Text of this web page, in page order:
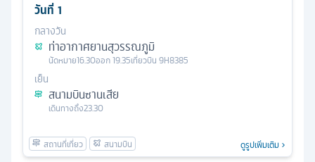
วันที่ 1
กลางวัน
ท่าอากาศยานสุวรรณภูมิ
นัดหมาย16.30ออก19.35เที่ยวบิน 9H8385
เย็น
สนามบินซานเสีย
เดินทางถึง23.30
ดูรูปเพิ่มเติม